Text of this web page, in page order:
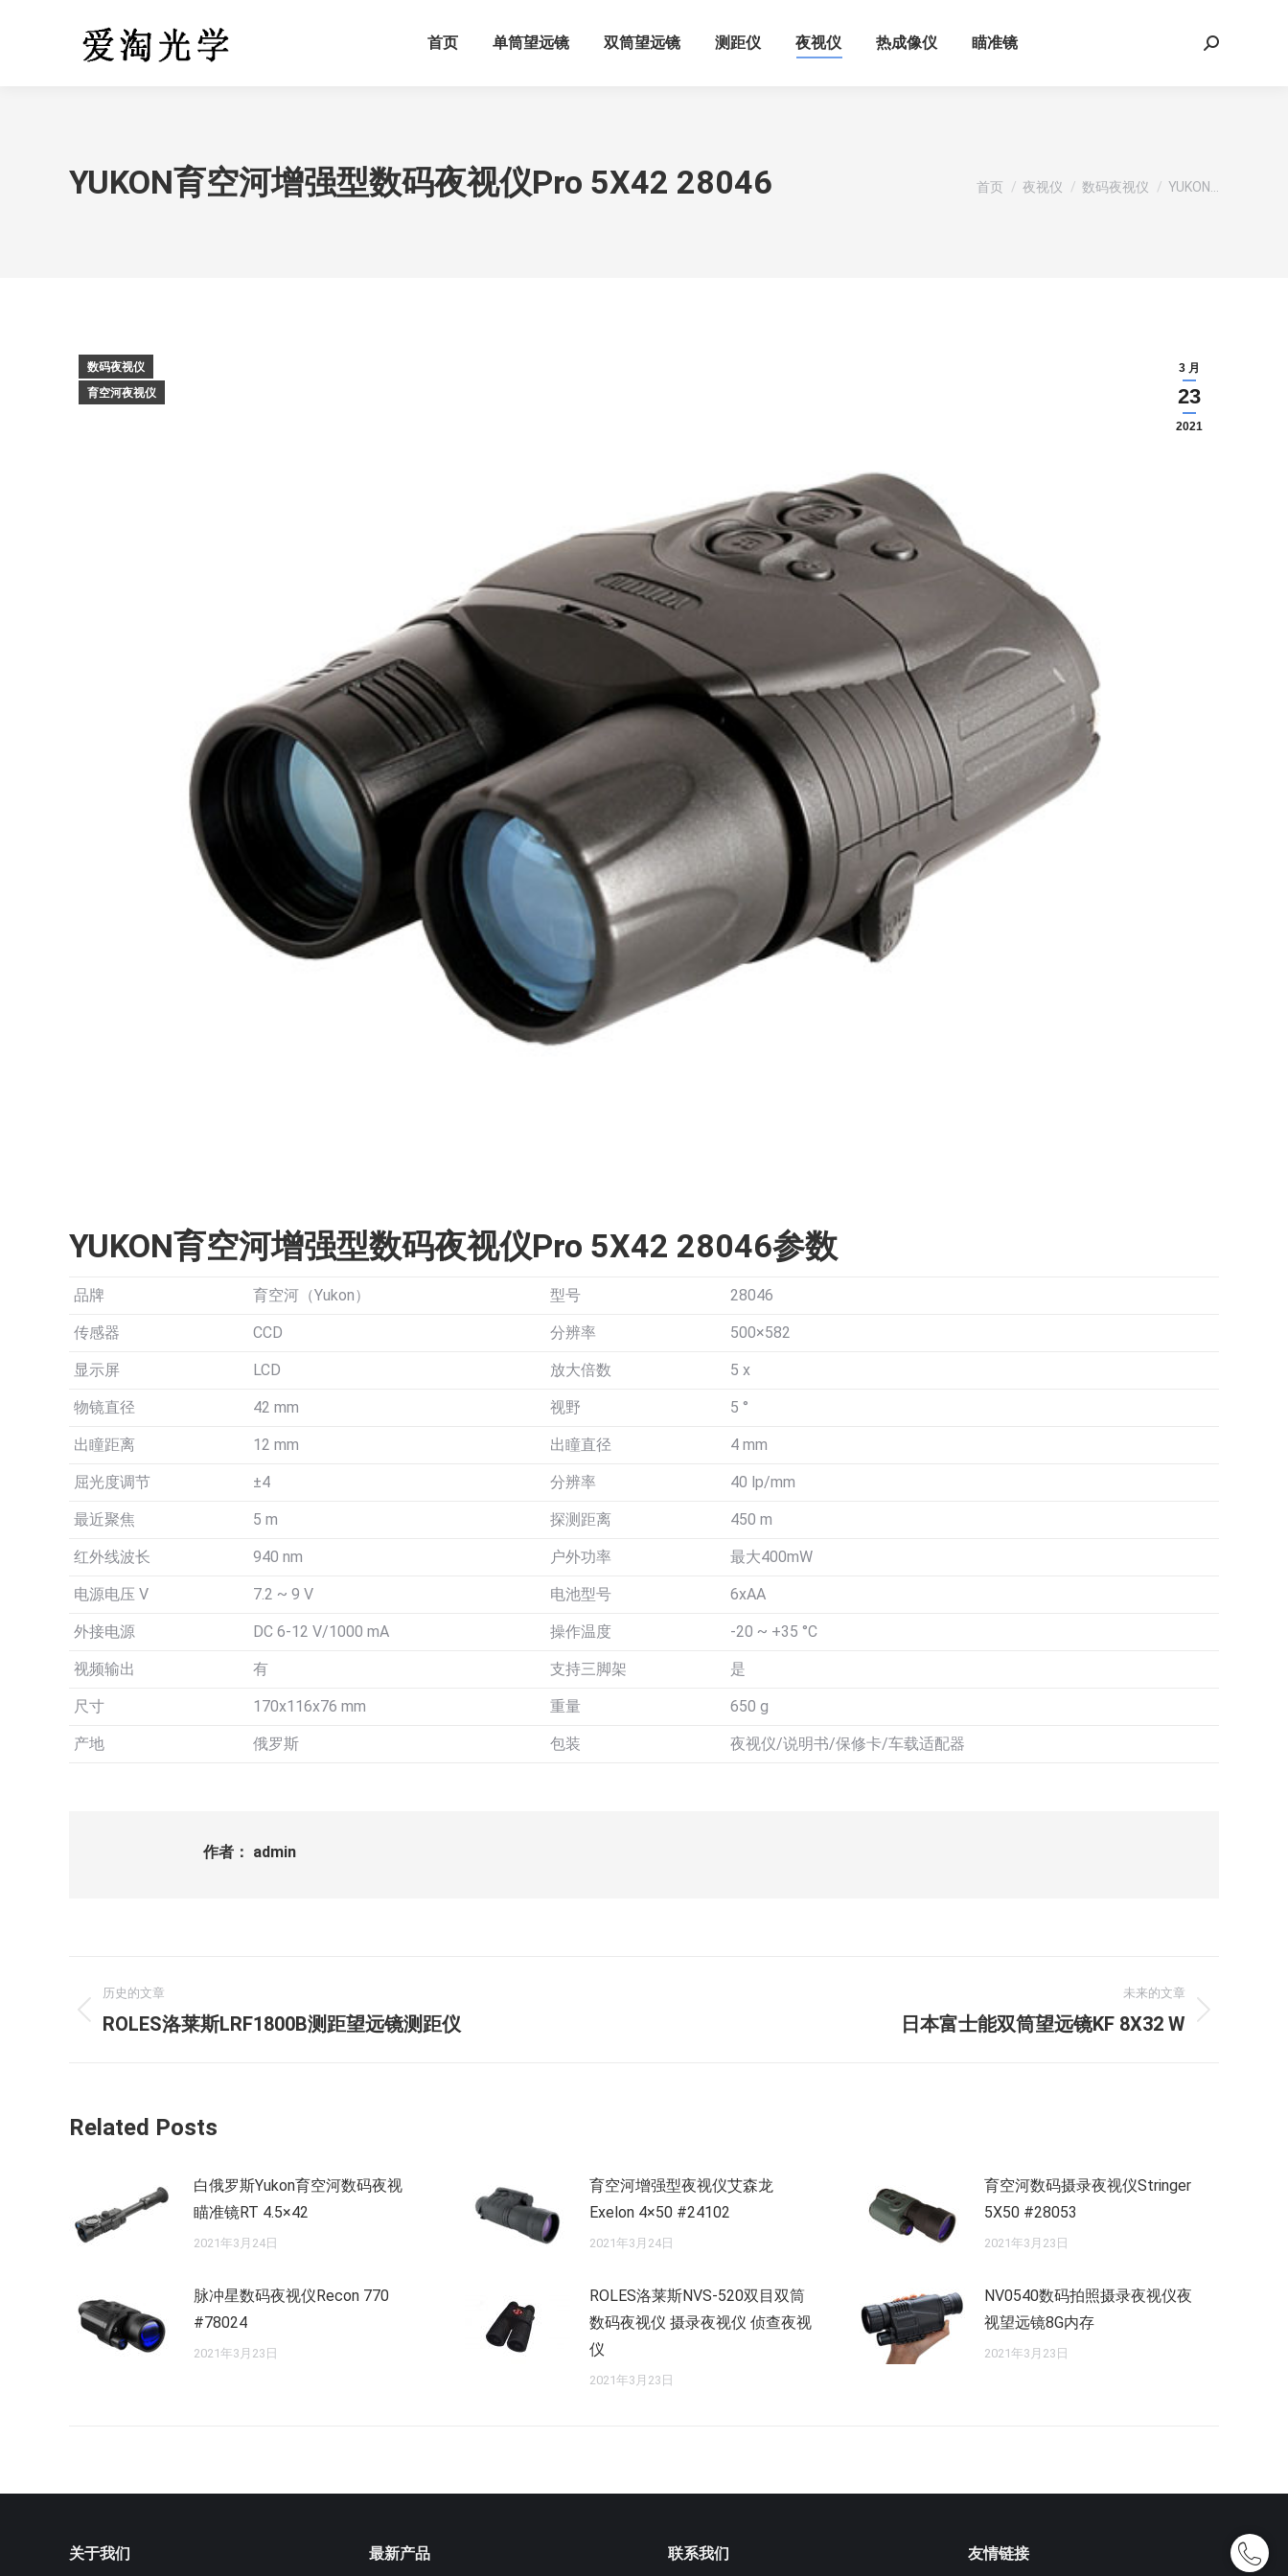
首页 单筒望远镜 双筒望远镜 测距仪 夜视仪 热成像仪 瞄准镜 Search:
YUKON育空河增强型数码夜视仪Pro 5X42 28046 您在这里：
首页 夜视仪 数码夜视仪 YUKON…
3 月
23
2021
数码夜视仪
育空河夜视仪
YUKON育空河增强型数码夜视仪Pro 5X42 28046参数
品牌 育空河（Yukon） 型号 28046
传感器 CCD 分辨率 500×582
显示屏 LCD 放大倍数 5 x
物镜直径 42 mm 视野 5 °
出瞳距离 12 mm 出瞳直径 4 mm
屈光度调节 ±4 分辨率 40 lp/mm
最近聚焦 5 m 探测距离 450 m
红外线波长 940 nm 户外功率 最大400mW
电源电压 V 7.2 ~ 9 V 电池型号 6xAA
外接电源 DC 6-12 V/1000 mA 操作温度 -20 ~ +35 °C
视频输出 有 支持三脚架 是
尺寸 170x116x76 mm 重量 650 g
产地 俄罗斯 包装 夜视仪/说明书/保修卡/车载适配器
作者： admin
章
历史的文章
历
章：
ROLES洛莱斯LRF1800B测距望远镜测距仪
未来的文章
日本富士能双筒望远镜KF 8X32 W
Related Posts
白俄罗斯Yukon育空河数码夜视
瞄准镜RT 4.5×42
2021年3月24日
育空河增强型夜视仪艾森龙
Exelon 4×50 #24102
2021年3月24日
育空河数码摄录夜视仪Stringer
5X50 #28053
2021年3月23日
脉冲星数码夜视仪Recon 770
#78024
2021年3月23日
ROLES洛莱斯NVS-520双目双筒
数码夜视仪 摄录夜视仪 侦查夜视
仪
2021年3月23日
NV0540数码拍照摄录夜视仪夜
视望远镜8G内存
2021年3月23日
关于我们 最新产品 联系我们 友情链接